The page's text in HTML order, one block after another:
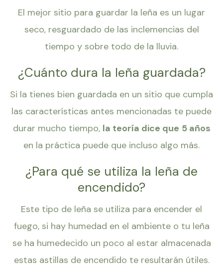
El mejor sitio para guardar la leña es un lugar
seco, resguardado de las inclemencias del
tiempo y sobre todo de la lluvia.
¿Cuánto dura la leña guardada?
Si la tienes bien guardada en un sitio que cumpla
las características antes mencionadas te puede
durar mucho tiempo, la teoría dice que 5 años
en la práctica puede que incluso algo más.
¿Para qué se utiliza la leña de
encendido?
Este tipo de leña se utiliza para encender el
fuego, si hay humedad en el ambiente o tu leña
se ha humedecido un poco al estar almacenada
estas astillas de encendido te resultarán útiles.